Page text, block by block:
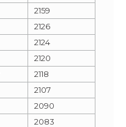
2159
2126
2124
2120
2118
2107
2090
2083